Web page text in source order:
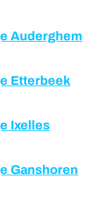
Auderghem
Etterbeek
Ixelles
Ganshoren